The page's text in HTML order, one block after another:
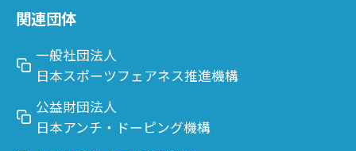
関連団体
一般社団法人
日本スポーツフェアネス推進機構
公益財団法人
日本アンチ・ドーピング機構